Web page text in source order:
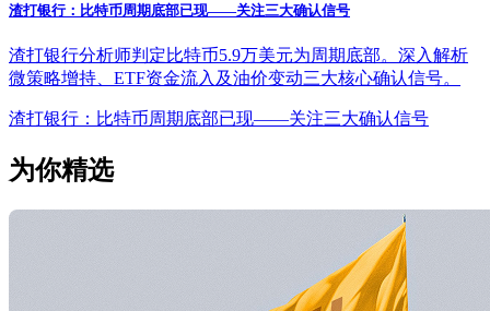
渣打银行：比特币周期底部已现——关注三大确认信号
渣打银行分析师判定比特币5.9万美元为周期底部。深入解析
微策略增持、ETF资金流入及油价变动三大核心确认信号。
渣打银行：比特币周期底部已现——关注三大确认信号
为你精选